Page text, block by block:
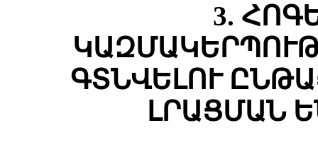
3.
ԳՏՆՎԵԼՈՒ
ԼՐԱՑՄԱՆ